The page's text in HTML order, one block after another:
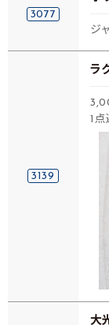
3077
ジ
3139
ラ
1点
大